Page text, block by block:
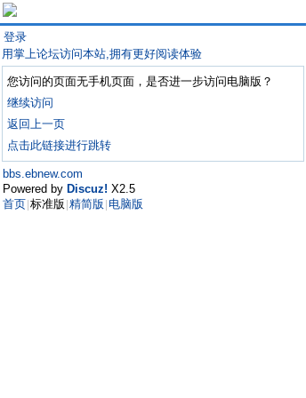
登录
用掌上论坛访问本站,拥有更好阅读体验
您访问的页面无手机页面，是否进一步访问电脑版？
继续访问
返回上一页
点击此链接进行跳转
bbs.ebnew.com
Powered by Discuz! X2.5
首页 标准版 精简版 电脑版